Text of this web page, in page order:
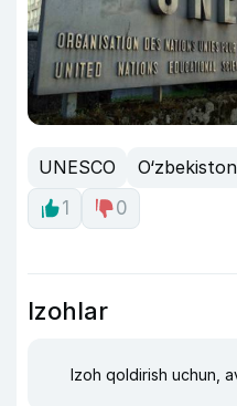
UNESCO O‘zbekiston
1
0
Izohlar
Izoh qoldirish uchun,